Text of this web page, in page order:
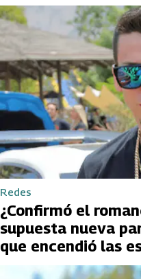
Redes
¿Confirmó el
supuesta nueva
que encendió las